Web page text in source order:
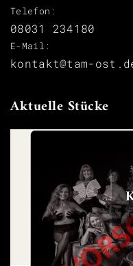
Telefon:
08031 234180
E-Mail:
kontakt@tam-
Aktuelle Stücke